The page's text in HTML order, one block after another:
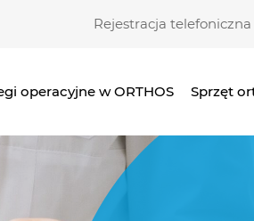
Rejestracja telefoniczna
operacyjne w ORTHOS Sprzęt